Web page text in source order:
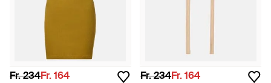
Fr. 234Fr. 164 Fr. 234Fr. 164